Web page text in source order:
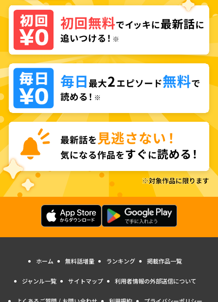
ホーム 無料話増量 ランキング 掲載作品一覧
ジャンル一覧 サイトマップ 利用者情報の外部送信について